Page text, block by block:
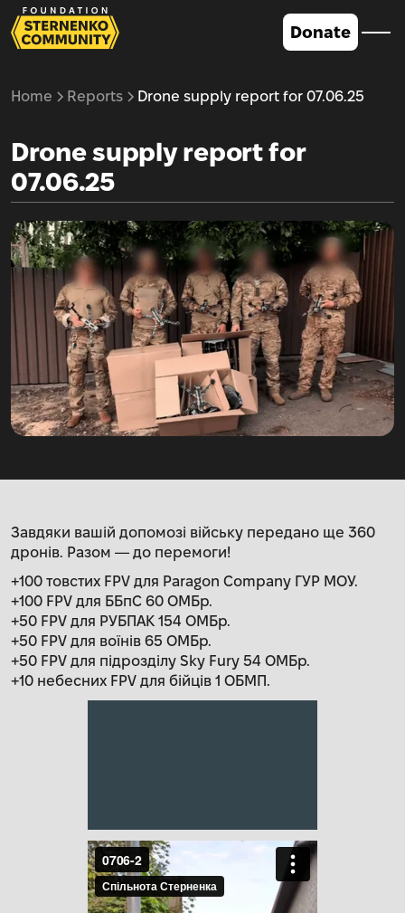
Donate
Home Reports Drone supply report for 07.06.25
Drone supply report for
07.06.25
Завдяки вашій допомозі війську передано ще 360
дронів. Разом — до перемоги!
+100 товстих FPV для Paragon Company ГУР МОУ.
+100 FPV для ББпС 60 ОМБр.
+50 FPV для РУБПАК 154 ОМБр.
+50 FPV для воїнів 65 ОМБр.
+50 FPV для підрозділу Sky Fury 54 ОМБр.
+10 небесних FPV для бійців 1 ОБМП.